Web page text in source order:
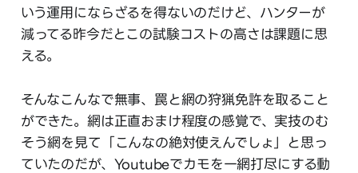
いう運用にならざるを得ないのだけど、ハンターが
減ってる昨今だとこの試験コストの高さは課題に思
える。
そんなこんなで無事、罠と網の狩猟免許を取ること
ができた。網は正直おまけ程度の感覚で、実技のむ
そう網を見て「こんなの絶対使えんでしょ」と思っ
ていたのだが、Youtubeでカモを一網打尽にする動